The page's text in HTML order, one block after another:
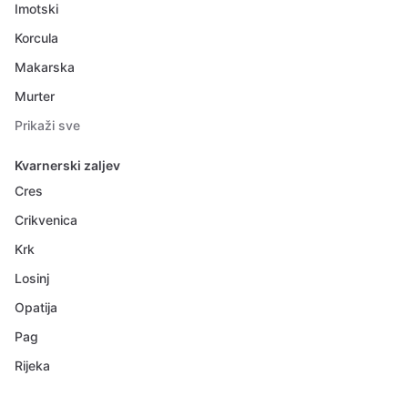
Imotski
Korcula
Makarska
Murter
Prikaži sve
Kvarnerski zaljev
Cres
Crikvenica
Krk
Losinj
Opatija
Pag
Rijeka